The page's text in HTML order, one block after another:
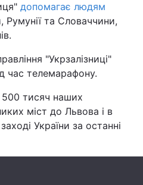
Політика
Наука
Інциденти
допомагає людям
Румунії та Словаччини,
"Укрзалізниці"
час телемарафону.
500 тисяч наших
міст до Львова і в
України за останні